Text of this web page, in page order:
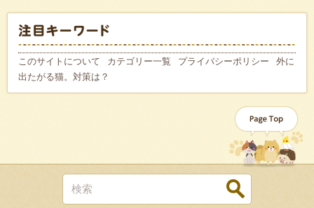
このサイトについて カテゴリー一覧 プライバシーポリシー
外に
出たがる猫。対策は？